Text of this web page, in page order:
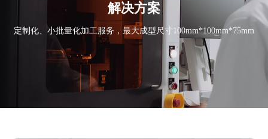
解决方案
定制化、小批量化加工服务，最大成型尺寸100mm*100mm*75mm